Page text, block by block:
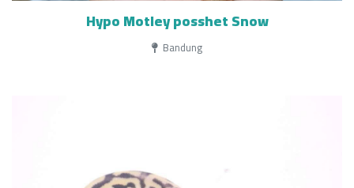
Hypo Motley posshet Snow
Bandung